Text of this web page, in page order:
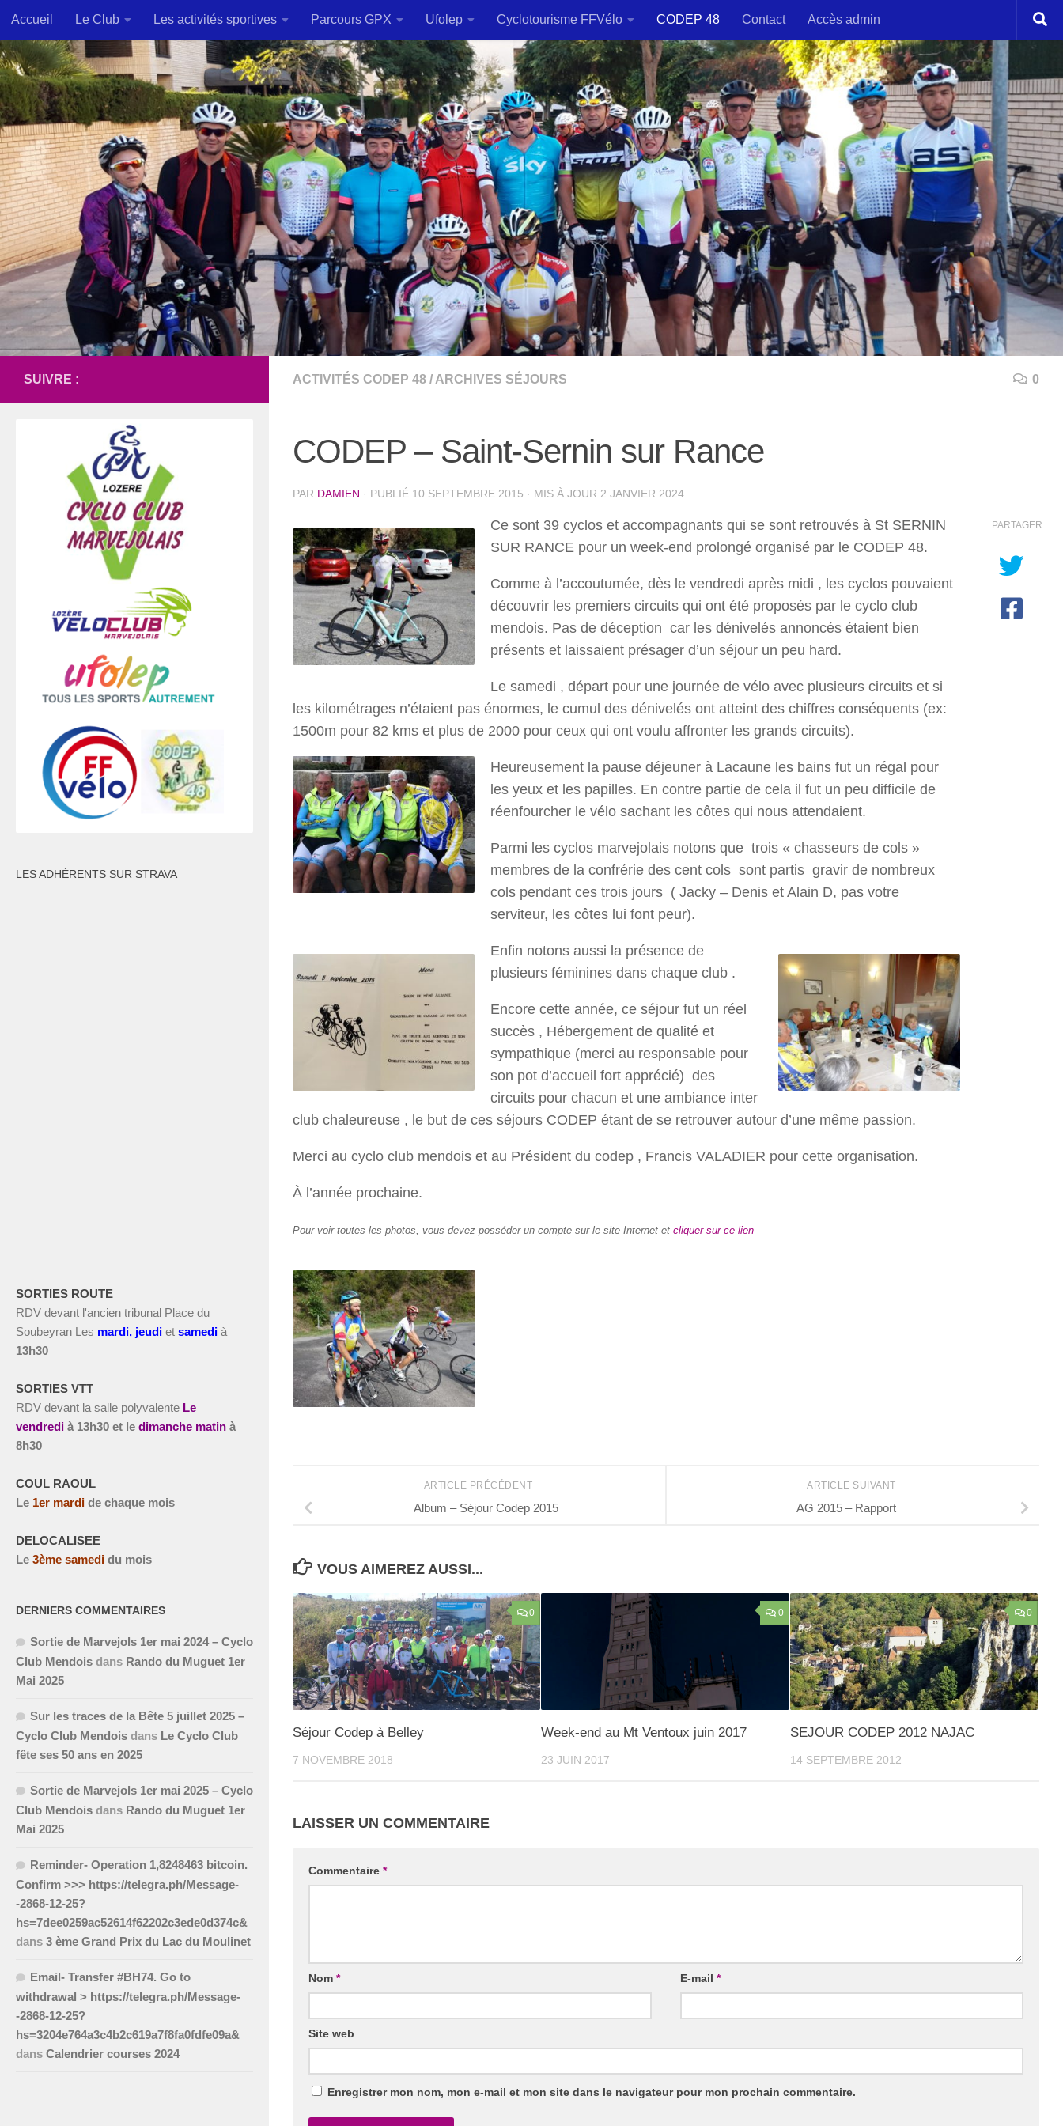
Skip to content
Accueil Le Club Les activités sportives Parcours GPX Ufolep Cyclotourisme FFVélo CODEP 48 Contact Accès admin
ACTIVITÉS CODEP 48 / ARCHIVES SÉJOURS 0
CODEP – Saint-Sernin sur Rance
PAR DAMIEN · PUBLIÉ 10 SEPTEMBRE 2015 · MIS À JOUR 2 JANVIER 2024
Ce sont 39 cyclos et accompagnants qui se sont retrouvés à St SERNIN
SUR RANCE pour un week-end prolongé organisé par le CODEP 48.
Comme à l’accoutumée, dès le vendredi après midi , les cyclos pouvaient
découvrir les premiers circuits qui ont été proposés par le cyclo club
mendois. Pas de déception car les dénivelés annoncés étaient bien
présents et laissaient présager d’un séjour un peu hard.
Le samedi , départ pour une journée de vélo avec plusieurs circuits et si
les kilométrages n’étaient pas énormes, le cumul des dénivelés ont atteint des chiffres conséquents (ex:
1500m pour 82 kms et plus de 2000 pour ceux qui ont voulu affronter les grands circuits).
Heureusement la pause déjeuner à Lacaune les bains fut un régal pour
les yeux et les papilles. En contre partie de cela il fut un peu difficile de
réenfourcher le vélo sachant les côtes qui nous attendaient.
Parmi les cyclos marvejolais notons que trois « chasseurs de cols »
membres de la confrérie des cent cols sont partis gravir de nombreux
cols pendant ces trois jours ( Jacky – Denis et Alain D, pas votre
serviteur, les côtes lui font peur).
Enfin notons aussi la présence de
plusieurs féminines dans chaque club .
Encore cette année, ce séjour fut un réel
succès , Hébergement de qualité et
sympathique (merci au responsable pour
son pot d’accueil fort apprécié) des
circuits pour chacun et une ambiance inter
club chaleureuse , le but de ces séjours CODEP étant de se retrouver autour d’une même passion.
Merci au cyclo club mendois et au Président du codep , Francis VALADIER pour cette organisation.
À l’année prochaine.
Pour voir toutes les photos, vous devez posséder un compte sur le site Internet et cliquer sur ce lien
PARTAGER
ARTICLE SUIVANT
AG 2015 – Rapport
ARTICLE PRÉCÉDENT
Album – Séjour Codep 2015
VOUS AIMEREZ AUSSI...
0
Séjour Codep à Belley
7 NOVEMBRE 2018
0
Week-end au Mt Ventoux juin 2017
23 JUIN 2017
0
SEJOUR CODEP 2012 NAJAC
14 SEPTEMBRE 2012
LAISSER UN COMMENTAIRE
Commentaire *
Nom * E-mail*
Site web
Enregistrer mon nom, mon e-mail et mon site dans le navigateur pour mon prochain commentaire.
SUIVRE :
LES ADHÉRENTS SUR STRAVA
SORTIES ROUTE
RDV devant l'ancien tribunal Place du
Soubeyran Les mardi, jeudi et samedi à
13h30
SORTIES VTT
RDV devant la salle polyvalente Le
vendredi à 13h30 et le dimanche matin à
8h30
COUL RAOUL
Le 1er mardi de chaque mois
DELOCALISEE
Le 3ème samedi du mois
DERNIERS COMMENTAIRES
Sortie de Marvejols 1er mai 2024 – Cyclo
Club Mendois dans Rando du Muguet 1er
Mai 2025
Sur les traces de la Bête 5 juillet 2025 –
Cyclo Club Mendois dans Le Cyclo Club
fête ses 50 ans en 2025
Sortie de Marvejols 1er mai 2025 – Cyclo
Club Mendois dans Rando du Muguet 1er
Mai 2025
Reminder- Operation 1,8248463 bitcoin.
Confirm >>> https://telegra.ph/Message-
-2868-12-25?
hs=7dee0259ac52614f62202c3ede0d374c&
dans 3 ème Grand Prix du Lac du Moulinet
Email- Transfer #BH74. Go to
withdrawal > https://telegra.ph/Message-
-2868-12-25?
hs=3204e764a3c4b2c619a7f8fa0fdfe09a&
dans Calendrier courses 2024